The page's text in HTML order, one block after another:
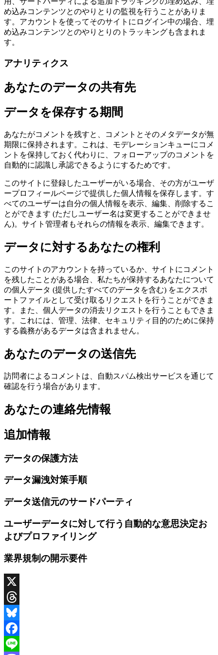
め込みコンテンツとのやりとりの監視を行うことがありま
す。アカウントを使ってそのサイトにログイン中の場合、埋
め込みコンテンツとのやりとりのトラッキングも含まれま
す。
アナリティクス
あなたのデータの共有先
データを保存する期間
あなたがコメントを残すと、コメントとそのメタデータが無
期限に保持されます。これは、モデレーションキューにコメ
ントを保持しておく代わりに、フォローアップのコメントを
自動的に認識し承認できるようにするためです。
このサイトに登録したユーザーがいる場合、その方がユーザ
ープロフィールページで提供した個人情報を保存します。す
べてのユーザーは自分の個人情報を表示、編集、削除するこ
とができます (ただしユーザー名は変更することができませ
ん)。サイト管理者もそれらの情報を表示、編集できます。
データに対するあなたの権利
このサイトのアカウントを持っているか、サイトにコメント
を残したことがある場合、私たちが保持するあなたについて
の個人データ (提供したすべてのデータを含む) をエクスポ
ートファイルとして受け取るリクエストを行うことができま
す。また、個人データの消去リクエストを行うこともできま
す。これには、管理、法律、セキュリティ目的のために保持
する義務があるデータは含まれません。
あなたのデータの送信先
訪問者によるコメントは、自動スパム検出サービスを通じて
確認を行う場合があります。
あなたの連絡先情報
追加情報
データの保護方法
データ漏洩対策手順
データ送信元のサードパーティ
ユーザーデータに対して行う自動的な意思決定お
よびプロファイリング
業界規制の開示要件
X
Threads
Bluesky
Facebook